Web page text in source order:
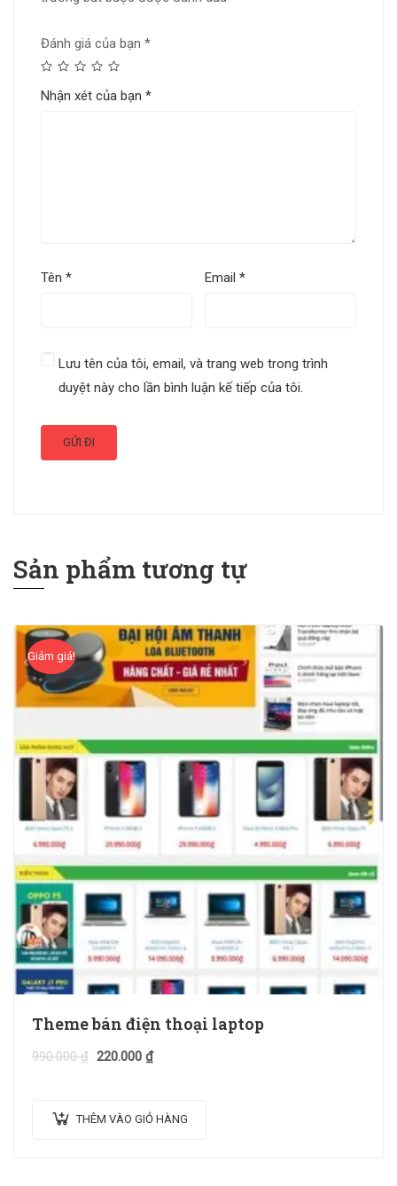
Đánh giá của bạn *
Nhận xét của bạn *
Tên * Email*
Lưu tên của tôi, email, và trang web trong trình
duyệt này cho lần bình luận kế tiếp của tôi.
Sản phẩm tương tự
Giảm giá!
Theme bán điện thoại laptop
990.000₫ 220.000 ₫
THÊM VÀO GIỎ HÀNG